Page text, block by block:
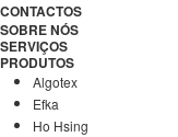
CONTACTOS
SOBRE NÓS
SERVIÇOS
PRODUTOS
Algotex
Efka
Ho Hsing